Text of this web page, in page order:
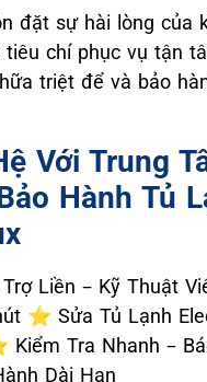
đặt sự hài lòng của
tiêu chí phục vụ tận
triệt để và bảo
Với Trung
Hành Tủ
Liền – Kỹ Thuật
⭐ Sửa Tủ Lạnh
Kiểm Tra Nhanh –
Dài Hạn